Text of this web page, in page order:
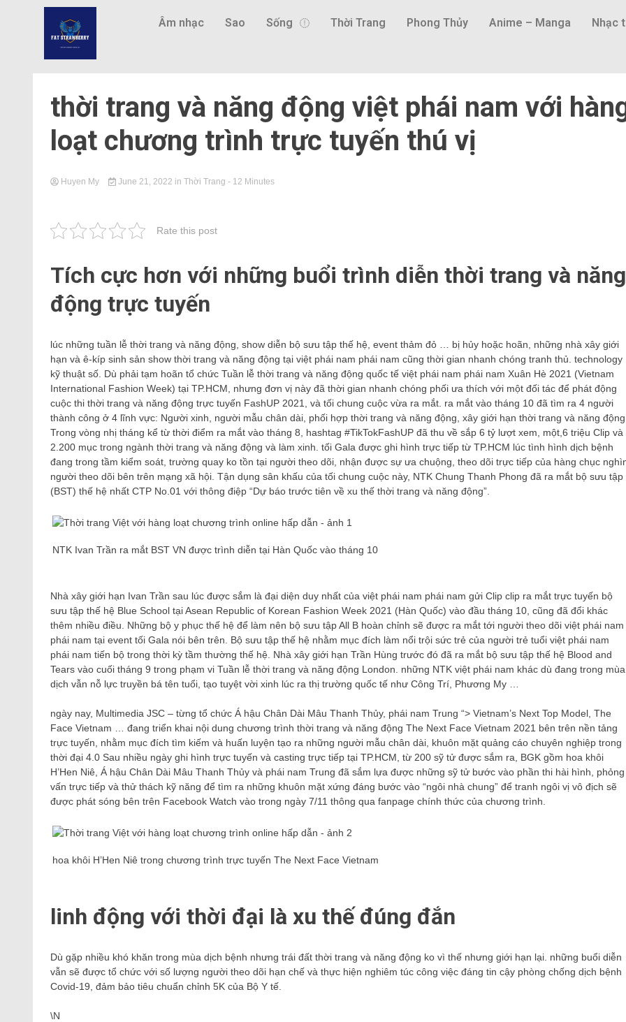
Âm nhạc Sao Sống Thời Trang Phong Thủy Anime – Manga Nhạc
thời trang và năng động việt phái nam với
loạt chương trình trực tuyến thú vị
Huyen My June 21, 2022 in Thời Trang - 12 Minutes
Rate this post
Tích cực hơn với những buổi trình diễn thời trang và năng
động trực tuyến
lúc những tuần lễ thời trang và năng động, show diễn bộ sưu tập thế hệ, event thảm đỏ … bị hủy hoặc hoãn, những nhà xây giới
hạn và ê-kíp sinh sản show thời trang và năng động tại việt phái nam phái nam cũng thời gian nhanh chóng tranh thủ. technology
kỹ thuật số. Dù phải tạm hoãn tổ chức Tuần lễ thời trang và năng động quốc tế việt phái nam phái nam Xuân Hè 2021 (Vietnam
International Fashion Week) tại TP.HCM, nhưng đơn vị này đã thời gian nhanh chóng phối ưa thích với một đối tác để phát động
cuộc thi thời trang và năng động trực tuyến FashUP 2021, và tối chung cuộc vừa ra mắt. ra mắt vào tháng 10 đã tìm ra 4 người
thành công ở 4 lĩnh vực: Người xinh, người mẫu chân dài, phối hợp thời trang và năng động, xây giới hạn thời trang và năng
Trong vòng nhị tháng kể từ thời điểm ra mắt vào tháng 8, hashtag #TikTokFashUP đã thu về sắp 6 tỷ lượt xem, một,6 triệu Clip và
2.200 mục trong ngành thời trang và năng động và làm xinh. tối Gala được ghi hình trực tiếp từ TP.HCM lúc tình hình dịch bệnh
đang trong tầm kiểm soát, trường quay ko tồn tại người theo dõi, nhận được sự ưa chuộng, theo dõi trực tiếp của hàng chục
người theo dõi bên trên mạng xã hội. Tận dụng sân khấu của tối chung cuộc này, NTK Chung Thanh Phong đã ra mắt bộ sưu tập
(BST) thế hệ nhất CTP No.01 với thông điệp “Dự báo trước tiên về xu thế thời trang và năng động”.
NTK Ivan Trần ra mắt BST VN được trình diễn tại Hàn Quốc vào tháng 10
Nhà xây giới hạn Ivan Trần sau lúc được sắm là đại diện duy nhất của việt phái nam phái nam gửi Clip clip ra mắt trực tuyến bộ
sưu tập thế hệ Blue School tại Asean Republic of Korean Fashion Week 2021 (Hàn Quốc) vào đầu tháng 10, cũng đã đổi khác
thêm nhiều điều. Những bộ y phục thế hệ để làm nên bộ sưu tập All B hoàn chỉnh sẽ được ra mắt tới người theo dõi việt phái nam
phái nam tại event tối Gala nói bên trên. Bộ sưu tập thế hệ nhằm mục đích làm nổi trội sức trẻ của người trẻ tuổi việt phái nam
phái nam tiến bộ trong thời kỳ tầm thường thế hệ. Nhà xây giới hạn Trần Hùng trước đó đã ra mắt bộ sưu tập thế hệ Blood and
Tears vào cuối tháng 9 trong phạm vi Tuần lễ thời trang và năng động London. những NTK việt phái nam khác dù đang trong mùa
dịch vẫn nỗ lực truyền bá tên tuổi, tạo tuyệt vời xinh lúc ra thị trường quốc tế như Công Trí, Phương My …
ngày nay, Multimedia JSC – từng tổ chức Á hậu Chân Dài Mâu Thanh Thủy, phái nam Trung “> Vietnam’s Next Top Model, The
Face Vietnam … đang triển khai nội dung chương trình thời trang và năng động The Next Face Vietnam 2021 bên trên nền tảng
trực tuyến, nhằm mục đích tìm kiếm và huấn luyện tạo ra những người mẫu chân dài, khuôn mặt quảng cáo chuyên nghiệp trong
thời đại 4.0 Sau nhiều ngày ghi hình trực tuyến và casting trực tiếp tại TP.HCM, từ 200 sỹ tử được sắm ra, BGK gồm hoa khôi
H’Hen Niê, Á hậu Chân Dài Mâu Thanh Thủy và phái nam Trung đã sắm lựa được những sỹ tử bước vào phần thi hài hình, phỏng
vấn trực tiếp và thử thách kỹ năng để tìm ra những khuôn mặt xứng đáng bước vào “ngôi nhà chung” để tranh ngôi vị vô địch sẽ
được phát sóng bên trên Facebook Watch vào trong ngày 7/11 thông qua fanpage chính thức của chương trình.
hoa khôi H’Hen Niê trong chương trình trực tuyến The Next Face Vietnam
linh động với thời đại là xu thế đúng đắn
Dù gặp nhiều khó khăn trong mùa dịch bệnh nhưng trái đất thời trang và năng động ko vì thế nhưng giới hạn lại. những buổi diễn
vẫn sẽ được tổ chức với số lượng người theo dõi hạn chế và thực hiện nghiêm túc công việc đáng tin cậy phòng chống dịch bệnh
Covid-19, đảm bảo tiêu chuẩn chỉnh 5K của Bộ Y tế.
\N